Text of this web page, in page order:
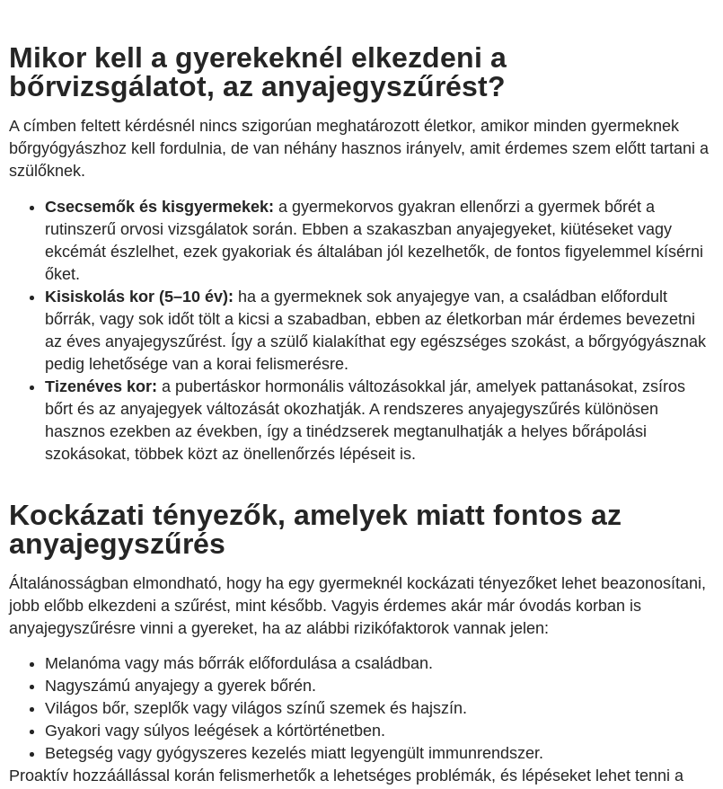
Mikor kell a gyerekeknél elkezdeni a
bőrvizsgálatot, az anyajegyszűrést?
A címben feltett kérdésnél nincs szigorúan meghatározott életkor, amikor minden gyermeknek
bőrgyógyászhoz kell fordulnia, de van néhány hasznos irányelv, amit érdemes szem előtt tartani a
szülőknek.
Csecsemők és kisgyermekek: a gyermekorvos gyakran ellenőrzi a gyermek bőrét a
rutinszerű orvosi vizsgálatok során. Ebben a szakaszban anyajegyeket, kiütéseket vagy
ekcémát észlelhet, ezek gyakoriak és általában jól kezelhetők, de fontos figyelemmel kísérni
őket.
Kisiskolás kor (5–10 év): ha a gyermeknek sok anyajegye van, a családban előfordult
bőrrák, vagy sok időt tölt a kicsi a szabadban, ebben az életkorban már érdemes bevezetni
az éves anyajegyszűrést. Így a szülő kialakíthat egy egészséges szokást, a bőrgyógyásznak
pedig lehetősége van a korai felismerésre.
Tizenéves kor: a pubertáskor hormonális változásokkal jár, amelyek pattanásokat, zsíros
bőrt és az anyajegyek változását okozhatják. A rendszeres anyajegyszűrés különösen
hasznos ezekben az években, így a tinédzserek megtanulhatják a helyes bőrápolási
szokásokat, többek közt az önellenőrzés lépéseit is.
Kockázati tényezők, amelyek miatt fontos az
anyajegyszűrés
Általánosságban elmondható, hogy ha egy gyermeknél kockázati tényezőket lehet beazonosítani,
jobb előbb elkezdeni a szűrést, mint később. Vagyis érdemes akár már óvodás korban is
anyajegyszűrésre vinni a gyereket, ha az alábbi rizikófaktorok vannak jelen:
Melanóma vagy más bőrrák előfordulása a családban.
Nagyszámú anyajegy a gyerek bőrén.
Világos bőr, szeplők vagy világos színű szemek és hajszín.
Gyakori vagy súlyos leégések a kórtörténetben.
Betegség vagy gyógyszeres kezelés miatt legyengült immunrendszer.
Proaktív hozzáállással korán felismerhetők a lehetséges problémák, és lépéseket lehet tenni a